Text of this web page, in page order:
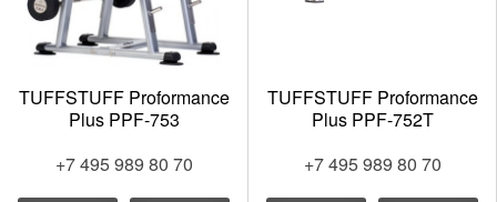
TUFFSTUFF Proformance
Plus PPF-753
+7 495 989 80 70
TUFFSTUFF Proformance
Plus PPF-752T
+7 495 989 80 70